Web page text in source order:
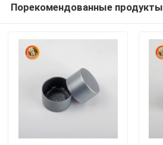
Порекомендованные продукты